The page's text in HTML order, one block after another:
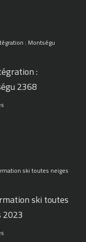
:
2368
ski toutes
2023